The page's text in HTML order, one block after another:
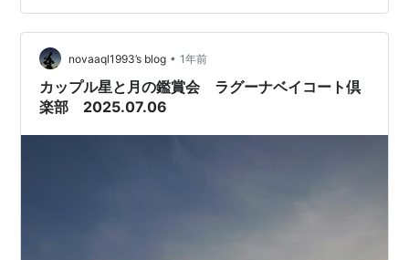
村新司さんを知らない世代、そんな人達を天でスバルは
今も見守っています。あれはカペラ、・・カペラなんて
知る…novaaql1993’s blog • 1年前
カップル星と月の鑑賞会 ラグーナベイコート倶
楽部 2025.07.06